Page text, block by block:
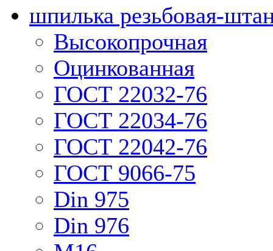
шпилька резьбовая-
Высокопрочная
Оцинкованная
ГОСТ 22032-76
ГОСТ 22034-76
ГОСТ 22042-76
ГОСТ 9066-75
Din 975
Din 976